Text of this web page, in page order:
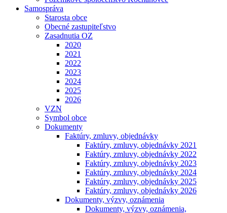
Samospráva
Starosta obce
Obecné zastupiteľstvo
Zasadnutia OZ
2020
2021
2022
2023
2024
2025
2026
VZN
Symbol obce
Dokumenty
Faktúry, zmluvy, objednávky
Faktúry, zmluvy, objednávky 2021
Faktúry, zmluvy, objednávky 2022
Faktúry, zmluvy, objednávky 2023
Faktúry, zmluvy, objednávky 2024
Faktúry, zmluvy, objednávky 2025
Faktúry, zmluvy, objednávky 2026
Dokumenty, výzvy, oznámenia
Dokumenty, výzvy, oznámenia,